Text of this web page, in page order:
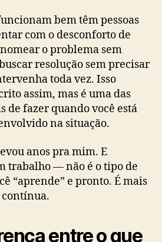
bem têm pessoas
com o desconforto de
o problema sem
resolução sem precisar
toda vez. Isso
assim, mas é uma das
de fazer quando você está
na situação.
anos pra mim. E
trabalho — não é o tipo de
“aprende” e pronto. É mais
entre o que